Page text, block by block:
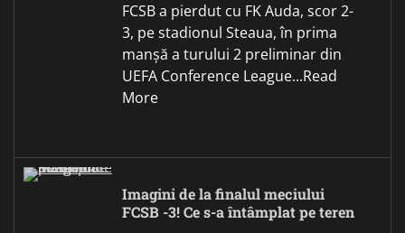
FCSB a pierdut cu FK Auda, scor 2-
3, pe stadionul Steaua, în prima
manșă a turului 2 preliminar din
UEFA Conference League...Read
More
Imagini de la finalul meciului
FCSB -3! Ce s-a întâmplat pe teren